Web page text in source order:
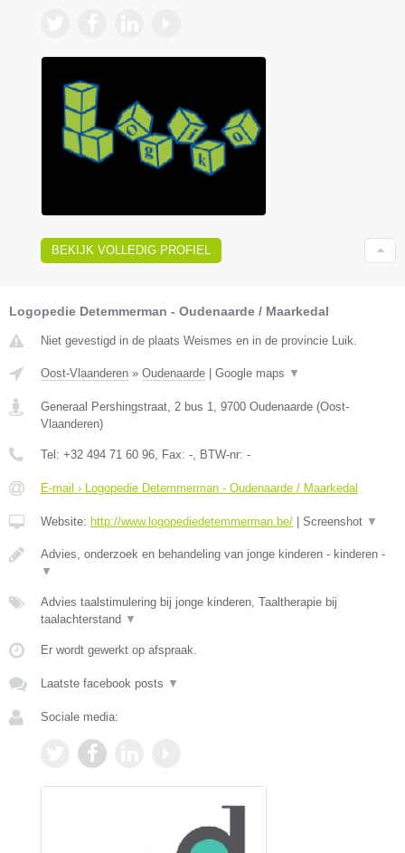
BEKIJK VOLLEDIG PROFIEL
Logopedie Detemmerman - Oudenaarde / Maarkedal
Niet gevestigd in de plaats Weismes en in de provincie Luik.
Oost-Vlaanderen » Oudenaarde Google maps ▼
Generaal Pershingstraat, 2 bus 1, 9700 Oudenaarde (Oost-
Vlaanderen)
Tel: +32 494 71 60 96, Fax: -, BTW-nr: -
E-mail › Logopedie Detemmerman - Oudenaarde / Maarkedal
Website: http://www.logopediedetemmerman.be/ Screenshot ▼
Advies, onderzoek en behandeling van jonge kinderen - kinderen -
▼
Advies taalstimulering bij jonge kinderen, Taaltherapie bij
taalachterstand ▼
Er wordt gewerkt op afspraak.
Laatste facebook posts ▼
Sociale media: